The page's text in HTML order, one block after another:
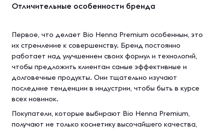
Отличительные особенности бренда
Первое, что делает Bio Henna Premium особенным, это
их стремление к совершенству. Бренд постоянно
работает над улучшением своих формул и технологий,
чтобы предложить клиентам самые эффективные и
долговечные продукты. Они тщательно изучают
последние тенденции в индустрии, чтобы быть в курсе
всех новинок.
Покупатели, которые выбирают Bio Henna Premium,
получают не только косметику высочайшего качества,